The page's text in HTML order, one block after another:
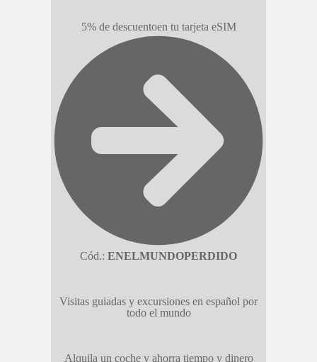
5% de descuentoen tu tarjeta eSIM
Cód.: ENELMUNDOPERDIDO
Visitas guiadas y excursiones en español por
todo el mundo
Alquila un coche y ahorra tiempo y dinero